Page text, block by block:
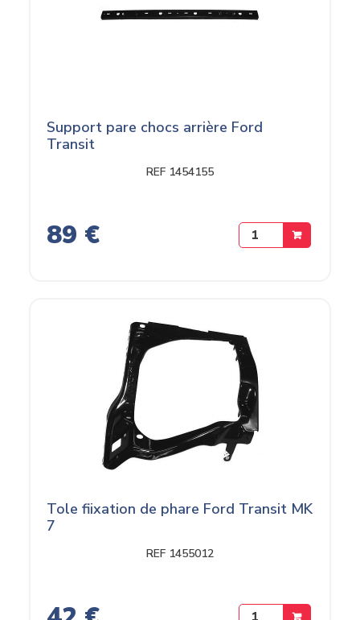
Support pare chocs arrière Ford
Transit
REF 1454155
89 €
Tole fiixation de phare Ford Transit MK
7
REF 1455012